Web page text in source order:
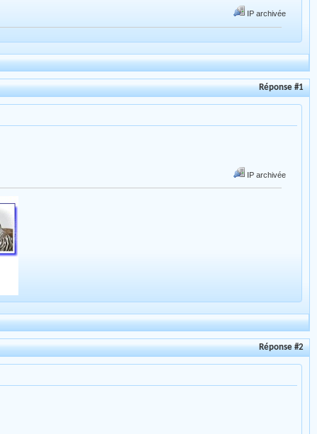
IP archivée
Réponse #1
IP archivée
Réponse #2